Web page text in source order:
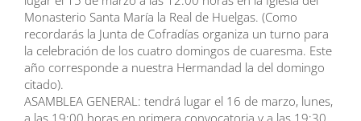
Monasterio Santa María la Real de Huelgas. (Como
recordarás la Junta de Cofradías organiza un turno para
la celebración de los cuatro domingos de cuaresma. Este
año corresponde a nuestra Hermandad la del domingo
citado).
ASAMBLEA GENERAL: tendrá lugar el 16 de marzo, lunes,
a las 19:00 horas en primera convocatoria y a las 19:30